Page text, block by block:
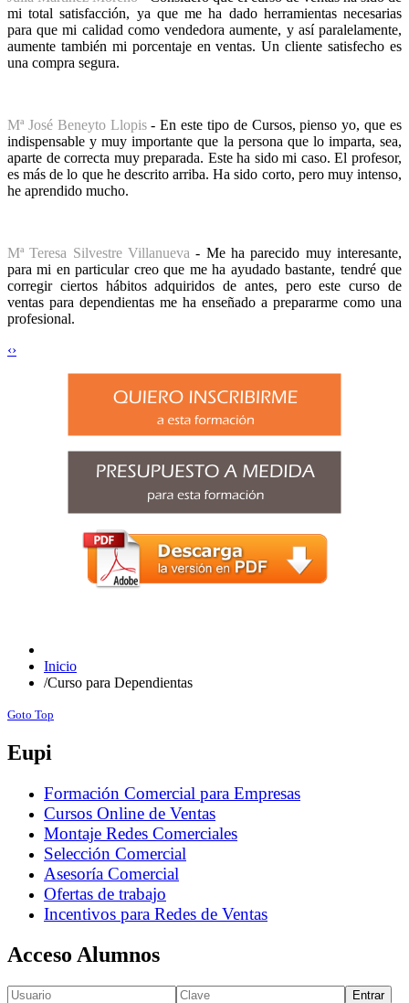
mi total satisfacción, ya que me ha dado herramientas necesarias
para que mi calidad como vendedora aumente, y así paralelamente,
aumente también mi porcentaje en ventas. Un cliente satisfecho es
una compra segura.
Mª José Beneyto Llopis- En este tipo de Cursos, pienso yo, que es
indispensable y muy importante que la persona que lo imparta, sea,
aparte de correcta muy preparada. Este ha sido mi caso. El profesor,
es más de lo que he descrito arriba. Ha sido corto, pero muy intenso,
he aprendido mucho.
Mª Teresa Silvestre Villanueva - Me ha parecido muy interesante,
para mi en particular creo que me ha ayudado bastante, tendré que
corregir ciertos hábitos adquiridos de antes, pero este curso de
ventas para dependientas me ha enseñado a prepararme como una
profesional.
‹›
Inicio
/Curso para Dependientas
Goto Top
Eupi
Formación Comercial para Empresas
Cursos Online de Ventas
Montaje Redes Comerciales
Selección Comercial
Asesoría Comercial
Ofertas de trabajo
Incentivos para Redes de Ventas
Acceso Alumnos
Entrar